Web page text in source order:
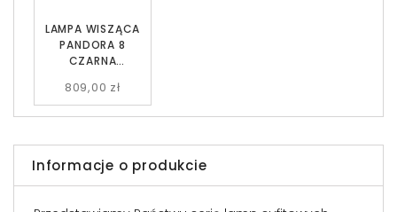
LAMPA WISZĄCA
PANDORA 8
CZARNA
809,00 zł
Informacje o produkcie